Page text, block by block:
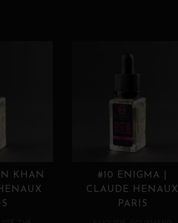
KHAN
#10 ENIGMA |
CLAUDE HENAUX
PARIS